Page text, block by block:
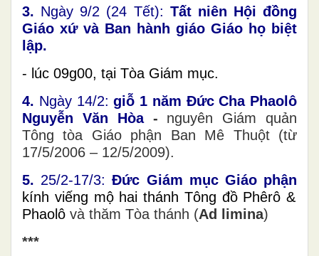
3. Ngày 9/2 (24 Tết): Tất niên Hội đồng
Giáo xứ và Ban hành giáo Giáo họ biệt
lập.
- lúc 09g00, tại Tòa Giám mục.
4. Ngày 14/2:giỗ 1 năm Đức Cha Phaolô
Nguyễn Văn Hòa- nguyên Giám quản
Tông tòa Giáo phận Ban Mê Thuột (từ
17/5/2006 – 12/5/2009).
5. 25/2-17/3:Đức Giám mục Giáo phận
kính viếng mộ hai thánh Tông đồ Phêrô &
Phaolô và thăm Tòa thánh (Ad limina)
***